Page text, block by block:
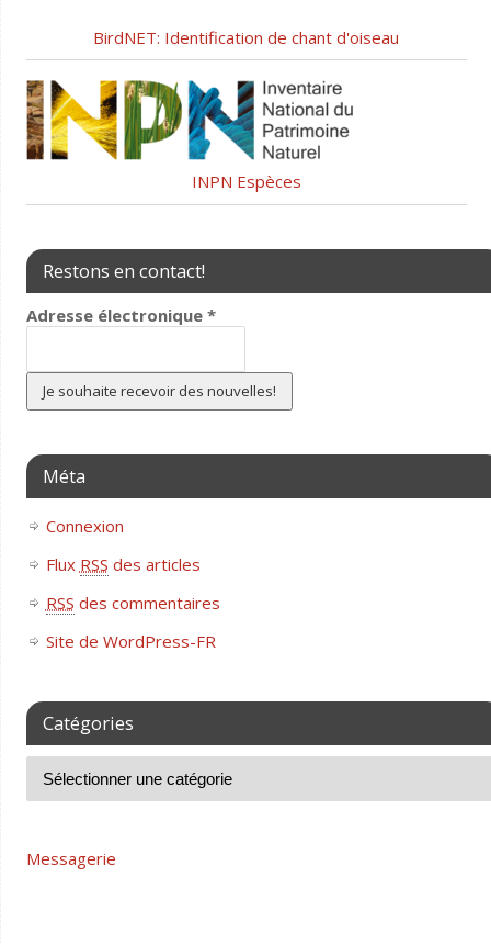
BirdNET: Identification de chant d'oiseau
INPN Espèces
Restons en contact!
Adresse électronique *
Méta
Connexion
Flux RSS des articles
RSS des commentaires
Site de WordPress-FR
Catégories
Messagerie